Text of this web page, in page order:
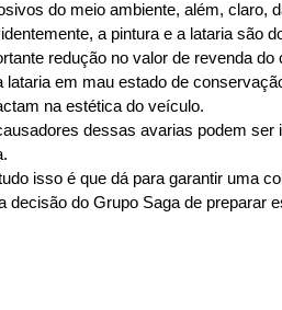
do meio ambiente, além, claro,
a pintura e a lataria são
redução no valor de revenda do
lataria em mau estado de
na estética do veículo.
dessas avarias podem ser
isso é que dá para garantir uma
decisão do Grupo Saga de preparar